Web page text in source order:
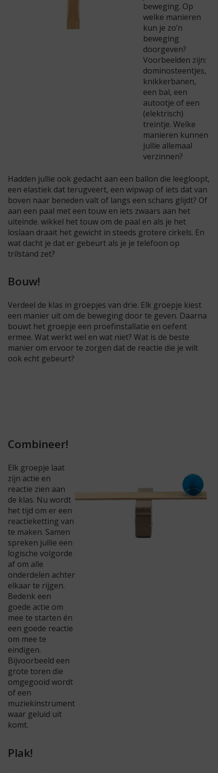
beweging. Op
welke manieren
kun je zo’n
beweging
doorgeven?
Voorbeelden zijn:
dominosteentjes,
knikkerbanen,
een bal, een
autootje of een
(elektrisch)
treintje. Welke
manieren kunnen
jullie allemaal
verzinnen?
Hadden jullie ook gedacht aan een ballon die leegloopt,
een elastiek dat terugveert, een wipwap of iets dat van
boven naar beneden valt of langs een schans glijdt? Of
aan een paal met een touw en iets zwaars aan het
uiteinde. wikkel het touw om de paal en als je het
loslaan draait het gewicht in steeds grotere cirkels. En
wat dacht je dat er gebeurt als je je telefoon op
trilstand zet?
Bouw!
Verdeel de klas in groepjes van drie. Elk groepje kiest
een manier uit om de beweging door te geven. Daarna
bouwt het groepje een proefinstallatie en oefent
ermee. Wat werkt wel en wat niet? Wat is de beste
manier om ervoor te zorgen dat de reactie die je wilt
ook echt gebeurt?
Combineer!
Elk groepje laat
zijn actie en
reactie zien aan
de klas. Nu wordt
het tijd om er een
reactieketting van
te maken. Samen
spreken jullie een
logische volgorde
af om alle
onderdelen achter
elkaar te rijgen.
Bedenk een
goede actie om
mee te starten én
een goede reactie
om mee te
eindigen.
Bijvoorbeeld een
grote toren die
omgegooid wordt
of een
muziekinstrument
waar geluid uit
komt.
Plak!